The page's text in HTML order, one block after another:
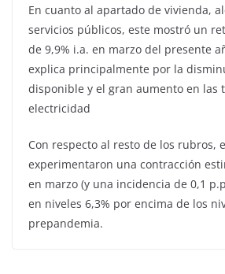
En cuanto al apartado de vivienda,
servicios públicos, este mostró un
de 9,9% i.a. en marzo del presente
explica principalmente por la
disponible y el gran aumento en las
electricidad
Con respecto al resto de los rubros,
experimentaron una contracción
en marzo (y una incidencia de 0,1
en niveles 6,3% por encima de los
prepandemia.